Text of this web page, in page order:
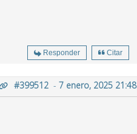
Responder Citar
#399512 - 7 enero, 2025 21:48